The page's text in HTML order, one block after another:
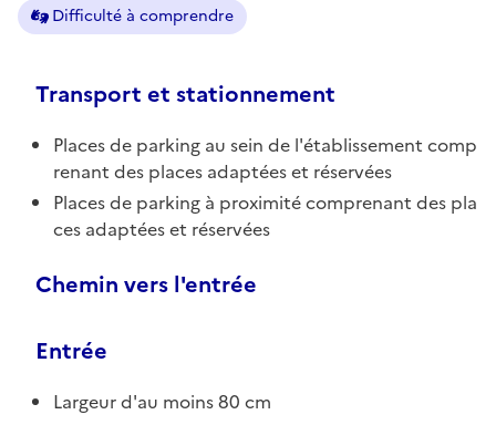
Difficulté à comprendre
Transport et stationnement
Places de parking au sein de l'établissement comp
renant des places adaptées et réservées
Places de parking à proximité comprenant des pla
ces adaptées et réservées
Chemin vers l'entrée
Entrée
Largeur d'au moins 80 cm